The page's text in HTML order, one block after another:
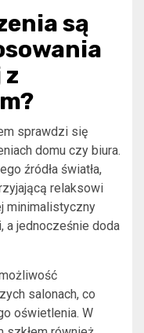
są
sprawdzi się
domu czy biura.
źródła światła,
relaksowi
minimalistyczny
a jednocześnie doda
salonach, co
oświetlenia. W